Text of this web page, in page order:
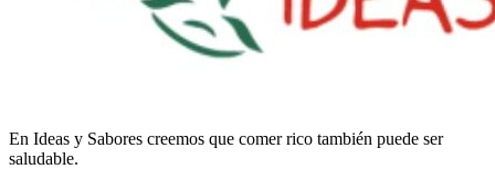
En Ideas y Sabores creemos que comerrico también puede ser
saludable.